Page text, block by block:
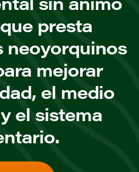
presta
neoyorquinos
mejorar
el medio
el sistema